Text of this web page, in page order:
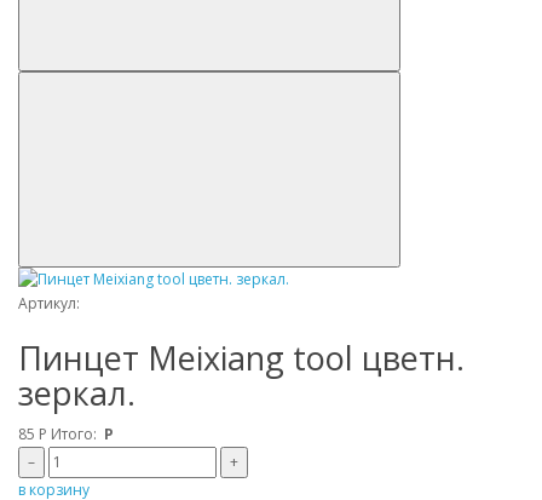
Артикул:
Пинцет Meixiang tool цветн.
зеркал.
85 Р Итого: Р
–
+
в корзину